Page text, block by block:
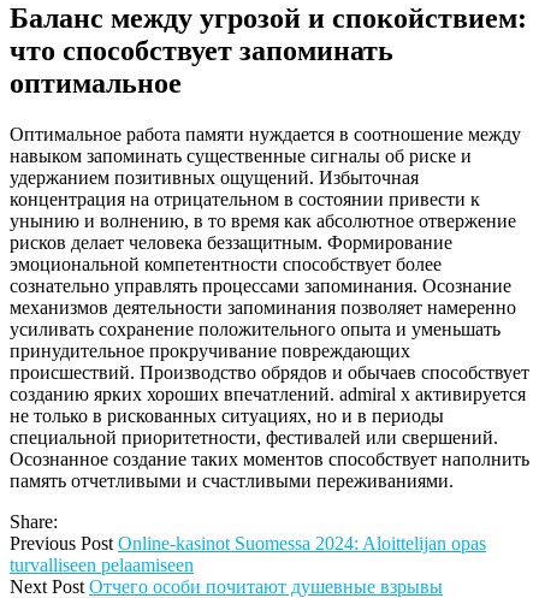
Баланс между угрозой и спокойствием:
что способствует запоминать
оптимальное
Оптимальное работа памяти нуждается в соотношение между
навыком запоминать существенные сигналы об риске и
удержанием позитивных ощущений. Избыточная
концентрация на отрицательном в состоянии привести к
унынию и волнению, в то время как абсолютное отвержение
рисков делает человека беззащитным. Формирование
эмоциональной компетентности способствует более
сознательно управлять процессами запоминания. Осознание
механизмов деятельности запоминания позволяет намеренно
усиливать сохранение положительного опыта и уменьшать
принудительное прокручивание повреждающих
происшествий. Производство обрядов и обычаев способствует
созданию ярких хороших впечатлений. admiral x активируется
не только в рискованных ситуациях, но и в периоды
специальной приоритетности, фестивалей или свершений.
Осознанное создание таких моментов способствует наполнить
память отчетливыми и счастливыми переживаниями.
Share:
Previous Post Online-kasinot Suomessa 2024: Aloittelijan opas
turvalliseen pelaamiseen
Next Post Отчего особи почитают душевные взрывы